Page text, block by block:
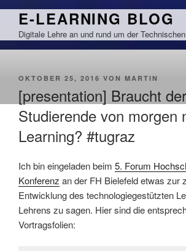
Zum
springen
E-LEARNING BLOG
Digitale Lehre an und rund um der
VERÖFFENTLICHT
OKTOBER 25, 2016 VON MARTIN
[presentation] Braucht der
Studierende von morgen
Learning? #tugraz
Ich bin eingeladen beim 5. Forum
Konferenz an der FH Bielefeld etwas zur
Entwicklung des technologiegestützten
Lehrens zu sagen. Hier sind die
Vortragsfolien: